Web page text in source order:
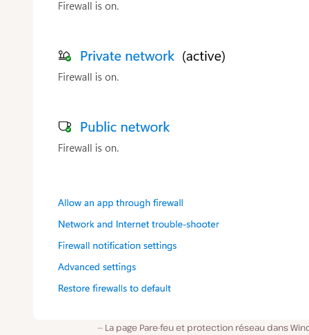
La page Pare-feu et protection réseau dans